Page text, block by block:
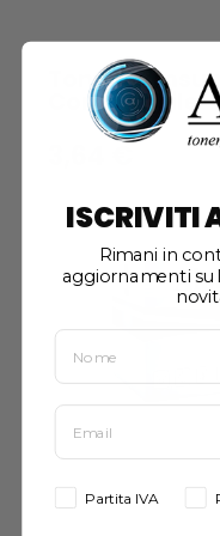
Toner
Compatibile
ISCRIVITI
Rimani in
aggiornamenti
Partita IVA